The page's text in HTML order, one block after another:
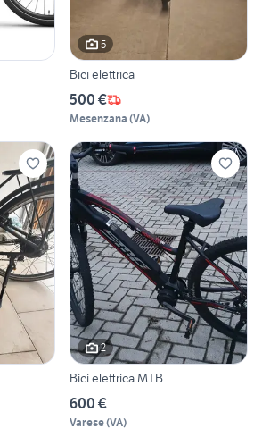
5
Bici elettrica
500 €
Mesenzana (VA)
2
Bici elettrica MTB
600 €
Varese(VA)